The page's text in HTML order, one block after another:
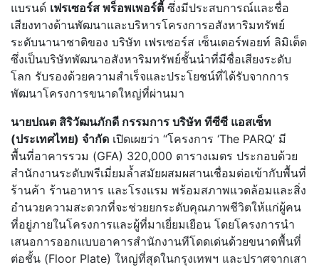
แบรนด์ เฟรเซอร์ส พร็อพเพอร์ตี้ ซึ่งมีประสบการณ์และชื่อ
เสียงทางด้านพัฒนาและบริหารโครงการอสังหาริมทรัพย์
ระดับนานาชาติของ บริษัท เฟรเซอร์ส เซ็นเตอร์พอยท์ ลิมิเต็ด
ซึ่งเป็นบริษัทพัฒนาอสังหาริมทรัพย์ชั้นนำที่มีชื่อเสียงระดับ
โลก รับรองด้วยความสำเร็จและประโยชน์ที่ได้รับจากการ
พัฒนาโครงการขนาดใหญ่ที่ผ่านมา
นายปณต สิริวัฒนภักดี กรรมการ บริษัท ทีซีซี แอสเซ็ท
(ประเทศไทย) จำกัด เปิดเผยว่า “โครงการ ‘The PARQ’ มี
พื้นที่อาคารรวม (GFA) 320,000 ตารางเมตร ประกอบด้วย
สำนักงานระดับพรีเมี่ยมล้ำสมัยผสมผสานเชื่อมต่อเข้ากับพื้นที่
ร้านค้า ร้านอาหาร และโรงแรม พร้อมสภาพแวดล้อมและสิ่ง
อำนวยความสะดวกที่จะช่วยยกระดับคุณภาพชีวิตให้แก่ผู้คน
ที่อยู่ภายในโครงการและผู้ที่มาเยี่ยมเยือน โดยโครงการนำ
เสนอการออกแบบอาคารสำนักงานทีโดดเด่นด้วยขนาดพื้นที่
ต่อชั้น (Floor Plate) ใหญ่ที่สุดในกรุงเทพฯ และปราศจากเสา